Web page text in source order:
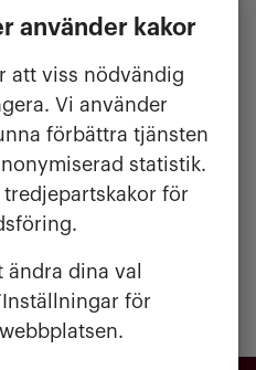
använder kakor
att viss nödvändig
Vi använder
förbättra tjänsten
statistik.
tredjepartskakor för
ändra dina val
för
1998
66
Ja, nr 20, 22
2-4 rum
56-115 kvm